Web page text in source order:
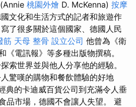
(Annie 桃園外燴 D. McKenna) 按摩
文化和生活方式的記者和旅遊作
了很多關於這個國家、德國人民
筋 天母 整骨 設立公司 他曾為《衛
《電訊報》等多種出版物撰稿。
索世界並與他人分享他的經驗。
驚嘆的購物和餐飲體驗的好地
典的卡迪威百貨公司到充滿令人垂
品市場，德國不會讓人失望。 避